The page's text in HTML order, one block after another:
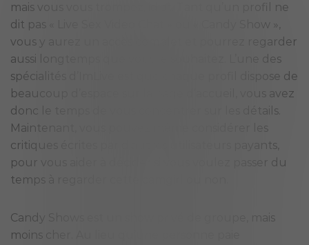
mais vous vous trompez, idiot. Tant qu’un profil ne
dit pas « Live Sex Video Chat » ou « Candy Show »,
vous y aurez un accès complet et pourrez regarder
aussi longtemps que vous le souhaitez. L’une des
spécialités d’ImLive est que chaque profil dispose de
beaucoup d’espace sur la page d’accueil, vous avez
donc le temps de vous concentrer sur les détails.
Maintenant, vous pouvez même considérer les
critiques écrites par d’autres utilisateurs payants,
pour vous aider à décider si vous voulez passer du
temps à regarder cette camgirl ou non.
Candy Shows est un show privé de groupe, mais
moins cher. Au lieu qu’une personne paie